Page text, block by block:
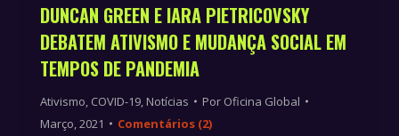
DUNCAN GREEN E IARA PIETRICOVSKY
DEBATEM ATIVISMO E MUDANÇA SOCIAL EM
TEMPOS DE PANDEMIA
Ativismo, COVID-19, Notícias Por Oficina Global
Março, 2021
Comentários (2)